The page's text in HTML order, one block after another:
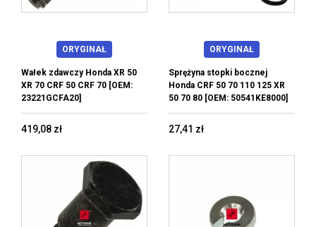
ORYGINAŁ
Wałek zdawczy Honda XR 50
XR 70 CRF 50 CRF 70 [OEM:
23221GCFA20]
419,08 zł
ORYGINAŁ
Sprężyna stopki bocznej
Honda CRF 50 70 110 125 XR
50 70 80 [OEM: 50541KE8000]
27,41 zł